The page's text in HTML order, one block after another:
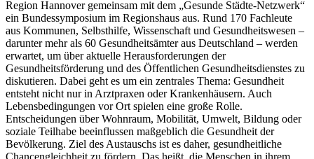
Region Hannover gemeinsam mit dem „Gesunde Städte-Netzwerk“
ein Bundessymposium im Regionshaus aus. Rund 170 Fachleute
aus Kommunen, Selbsthilfe, Wissenschaft und Gesundheitswesen –
darunter mehr als 60 Gesundheitsämter aus Deutschland – werden
erwartet, um über aktuelle Herausforderungen der
Gesundheitsförderung und des Öffentlichen Gesundheitsdienstes zu
diskutieren. Dabei geht es um ein zentrales Thema: Gesundheit
entsteht nicht nur in Arztpraxen oder Krankenhäusern. Auch
Lebensbedingungen vor Ort spielen eine große Rolle.
Entscheidungen über Wohnraum, Mobilität, Umwelt, Bildung oder
soziale Teilhabe beeinflussen maßgeblich die Gesundheit der
Bevölkerung. Ziel des Austauschs ist es daher, gesundheitliche
Chancengleichheit zu fördern. Das heißt, die Menschen in ihrem